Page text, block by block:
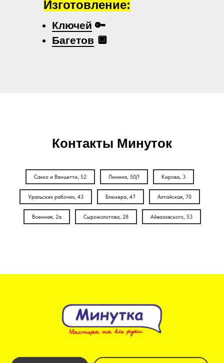
Ключей 🔑
Багетов 🔲
Изготовление:
Контакты Минуток
Сакко и Ванцетти, 52 Ленина, 50/1 Кирова, 3
Уральских рабочих, 43 Блюхера, 47 Алтайская, 70
Военная, 2а Сыромолотова, 28 Айвазовского, 53